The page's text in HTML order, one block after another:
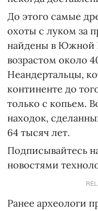
До этого самые
охоты с луком за
найдены в Южной
возрастом около
Неандертальцы,
континенте до
только с копьем.
находок,
64 тысяч лет.
Подписывайтесь
новостями
Ранее археологи